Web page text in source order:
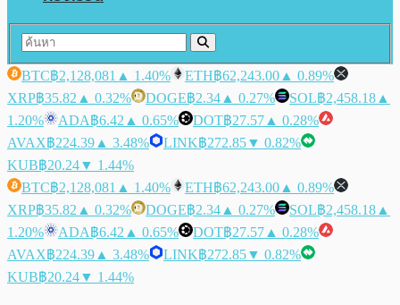
BTC฿2,128,081 ▲ 1.40% ETH฿62,243.00 ▲ 0.89%
XRP฿35.82 ▲ 0.32% DOGE฿2.34 ▲ 0.27% SOL฿2,458.18 ▲
1.20%
ADA฿6.42 ▲ 0.65% DOT฿27.57 ▲ 0.28%
AVAX฿224.39 ▲ 3.48% LINK฿272.85▼ 0.82%
KUB฿20.24▼ 1.44%
BTC฿2,128,081 ▲ 1.40% ETH฿62,243.00 ▲ 0.89%
XRP฿35.82 ▲ 0.32% DOGE฿2.34 ▲ 0.27% SOL฿2,458.18 ▲
1.20%
ADA฿6.42 ▲ 0.65% DOT฿27.57 ▲ 0.28%
AVAX฿224.39 ▲ 3.48% LINK฿272.85▼ 0.82%
KUB฿20.24▼ 1.44%